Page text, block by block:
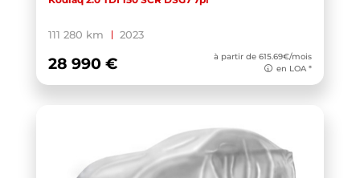
XC40 (1)
111 280 km 2023
28 990 €
à partir de 615.69€/mois
en LOA *